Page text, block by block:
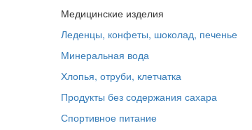
Медицинские изделия
Леденцы, конфеты, шоколад, печенье
Минеральная вода
Хлопья, отруби, клетчатка
Продукты без содержания сахара
Спортивное питание